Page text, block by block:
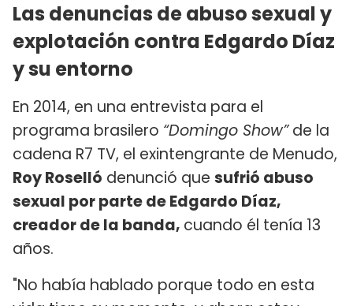
Las denuncias de abuso sexual y
explotación contra Edgardo Díaz
y su entorno
En 2014, en una entrevista para el
programa brasilero “Domingo Show”de la
cadena R7 TV, el exintengrante de Menudo,
Roy Roselló denunció que sufrió abuso
sexual por parte de Edgardo Díaz,
creador de la banda, cuando él tenía 13
años.
"No había hablado porque todo en esta